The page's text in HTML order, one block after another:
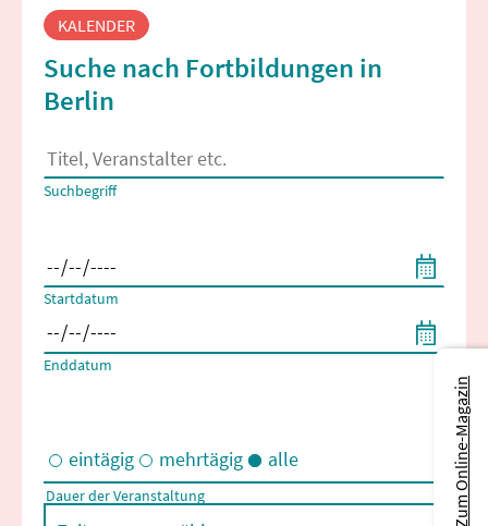
KALENDER
Suche nach Fortbildungen in
Berlin
Es erscheinen Suchvorschläge, wenn mindestens 2 Zeichen
Suchbegriff
Startdatum
Enddatum
Eintägige und/oder mehrtägige Veranstaltungen
eintägig mehrtägig alle
Dauer der Veranstaltung Zum Online-Magazin